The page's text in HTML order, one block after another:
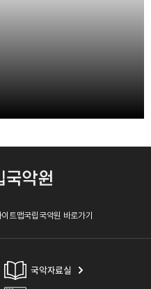
이트맵국립국악원 바로가기
국악자료실